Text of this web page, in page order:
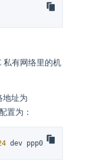
私有网络里的机
地址为
置为：
dev ppp0